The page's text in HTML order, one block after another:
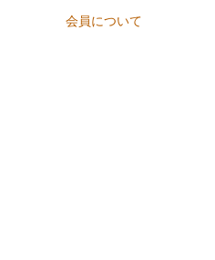
会員について